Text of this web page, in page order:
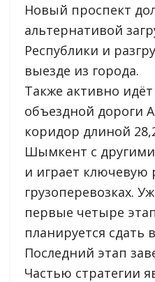
Новый проспект
альтернативой
Республики и
выезде из города.
Также активно
объездной дороги
коридор длиной
Шымкент с
и играет ключевую
грузоперевозках.
первые четыре
планируется сдать
Последний этап
Частью стратегии